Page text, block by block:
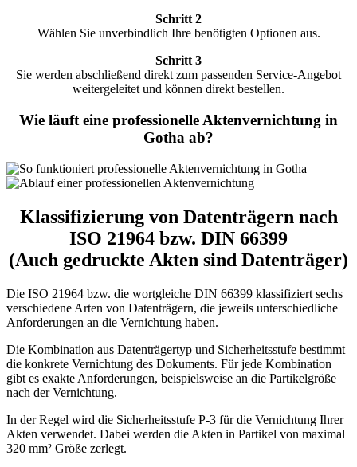
Schritt 2
Wählen Sie unverbindlich Ihre benötigten Optionen aus.
Schritt 3
Sie werden abschließend direkt zum passenden Service-Angebot
weitergeleitet und können direkt bestellen.
Wie läuft eine professionelle Aktenvernichtung in
Gotha ab?
Klassifizierung von Datenträgern nach
ISO 21964 bzw. DIN 66399
(Auch gedruckte Akten sind Datenträger)
Die ISO 21964 bzw. die wortgleiche DIN 66399 klassifiziert sechs
verschiedene Arten von Datenträgern, die jeweils unterschiedliche
Anforderungen an die Vernichtung haben.
Die Kombination aus Datenträgertyp und Sicherheitsstufe bestimmt
die konkrete Vernichtung des Dokuments. Für jede Kombination
gibt es exakte Anforderungen, beispielsweise an die Partikelgröße
nach der Vernichtung.
In der Regel wird die Sicherheitsstufe P-3 für die Vernichtung Ihrer
Akten verwendet. Dabei werden die Akten in Partikel von maximal
320 mm² Größe zerlegt.